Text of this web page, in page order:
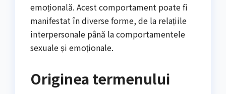
emoțională. Acest comportament poate fi
manifestat în diverse forme, de la relațiile
interpersonale până la comportamentele
sexuale și emoționale.
Originea termenului